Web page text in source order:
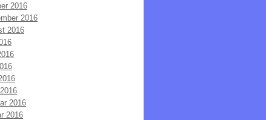
2016
2016
2016
2016
2016